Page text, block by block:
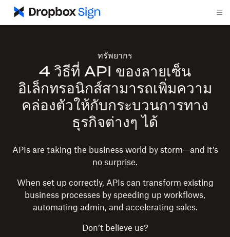
ทรัพยากร
4 วิธีที่ API ของลายเซ็น
อิเล็กทรอนิกส์สามารถเพิ่มความ
คล่องตัวให้กับกระบวนการทาง
ธุรกิจต่างๆ ได้
APIs are taking the business world by storm—and it’s
no surprise.
When set up correctly, APIs can transform existing
business processes by speeding up workflows,
automating admin, and accelerating sales.
Don’t believe us?